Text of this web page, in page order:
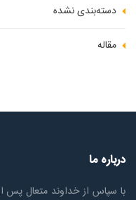
دسته‌بندی نشده
مقاله
درباره ما
با سپاس از خداوند متعال پس